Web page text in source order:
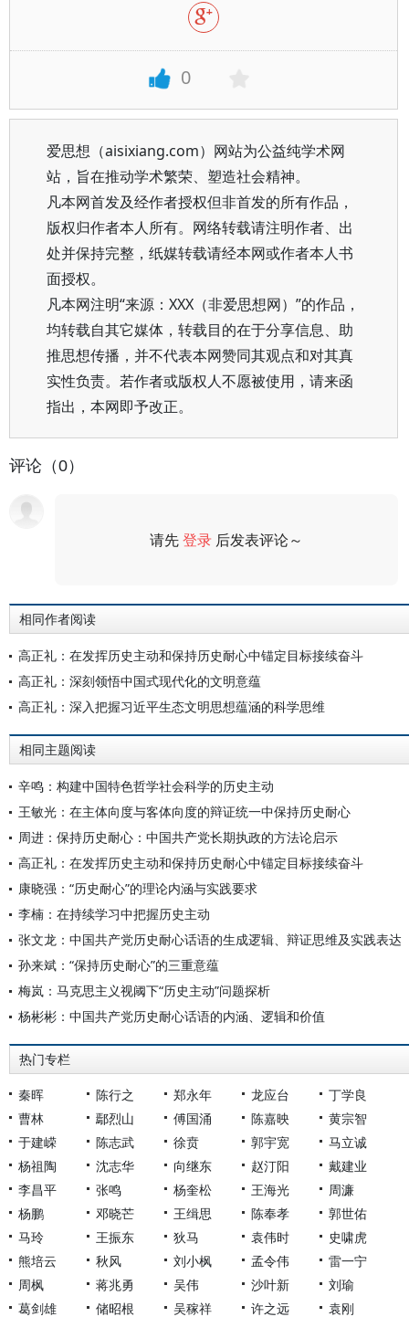
0
爱思想（aisixiang.com）网站为公益纯学术网
站，旨在推动学术繁荣、塑造社会精神。
凡本网首发及经作者授权但非首发的所有作品，
版权归作者本人所有。网络转载请注明作者、出
处并保持完整，纸媒转载请经本网或作者本人书
面授权。
凡本网注明“来源：XXX（非爱思想网）”的作品，
均转载自其它媒体，转载目的在于分享信息、助
推思想传播，并不代表本网赞同其观点和对其真
实性负责。若作者或版权人不愿被使用，请来函
指出，本网即予改正。
评论（0）
请先登录 后发表评论～
相同作者阅读
高正礼：在发挥历史主动和保持历史耐心中锚定目标接续奋斗
高正礼：深刻领悟中国式现代化的文明意蕴
高正礼：深入把握习近平生态文明思想蕴涵的科学思维
相同主题阅读
辛鸣：构建中国特色哲学社会科学的历史主动
王敏光：在主体向度与客体向度的辩证统一中保持历史耐心
周进：保持历史耐心：中国共产党长期执政的方法论启示
高正礼：在发挥历史主动和保持历史耐心中锚定目标接续奋斗
康晓强：“历史耐心”的理论内涵与实践要求
李楠：在持续学习中把握历史主动
张文龙：中国共产党历史耐心话语的生成逻辑、辩证思维及实践表达
孙来斌：“保持历史耐心”的三重意蕴
梅岚：马克思主义视阈下“历史主动”问题探析
杨彬彬：中国共产党历史耐心话语的内涵、逻辑和价值
热门专栏
秦晖 陈行之 郑永年 龙应台
丁学良
曹林
鄢烈山 傅国涌 陈嘉映
黄宗智
于建嵘
陈志武 徐贲 郭宇宽
马立诚
杨祖陶
沈志华 向继东 赵汀阳
戴建业
李昌平
张鸣 杨奎松 王海光
周濂
杨鹏
邓晓芒 王缉思 陈奉孝
郭世佑
马玲
王振东 狄马 袁伟时
史啸虎
熊培云
秋风 刘小枫 孟令伟
雷一宁
周枫
蒋兆勇 吴伟 沙叶新
刘瑜
葛剑雄
储昭根 吴稼祥 许之远 袁刚